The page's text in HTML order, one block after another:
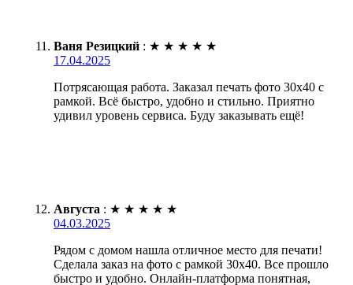
Ваня Резицкий : ★ ★ ★ ★ ★
17.04.2025
Потрясающая работа. Заказал печать фото 30х40 с
рамкой. Всё быстро, удобно и стильно. Приятно
удивил уровень сервиса. Буду заказывать ещё!
Августа : ★ ★ ★ ★ ★
04.03.2025
Рядом с домом нашла отличное место для печати!
Сделала заказ на фото с рамкой 30х40. Все прошло
быстро и удобно. Онлайн-платформа понятная,